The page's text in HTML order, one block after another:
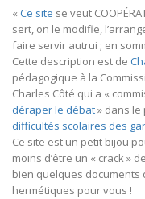
« Ce site se veut
sert, on le modifie,
faire servir autrui ; en
Cette description est de
pédagogique à la
Charles Côté qui a «
déraper le débat» dans le
difficultés scolaires des
Ce site est un petit bijou
moins d’être un « crack »
bien quelques documents
hermétiques pour vous !